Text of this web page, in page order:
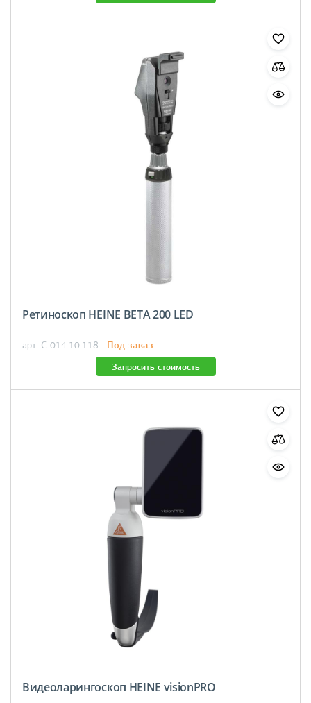
Ретиноскоп HEINE BETA 200 LED
арт. C-014.10.118 Под заказ
Запросить стоимость
Видеоларингоскоп HEINE visionPRO